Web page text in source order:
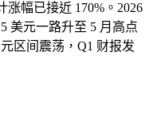
幅已接近 170%。2026
美元一路升至 5 月高点
区间震荡，Q1 财报发